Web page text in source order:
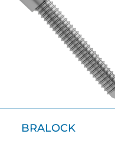
BRALOCK